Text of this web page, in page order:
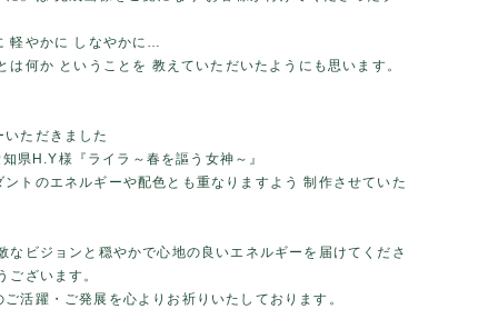
軽やかに しなやかに…
は何か ということを 教えていただいたようにも思います。
いただきました
県H.Y様『ライラ～春を謳う女神～』
ントのエネルギーや配色とも重なりますよう 制作させていた
なビジョンと穏やかで心地の良いエネルギーを届けてくださ
ございます。
ご活躍・ご発展を心よりお祈りいたしております。